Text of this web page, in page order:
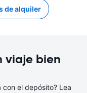
de alquiler
viaje bien
el depósito? Lea